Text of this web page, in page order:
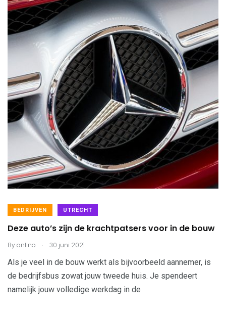
BEDRIJVEN UTRECHT
Deze auto’s zijn de krachtpatsers voor in de bouw
Byonlino . 30 juni 2021
Als je veel in de bouw werkt als bijvoorbeeld aannemer, is
de bedrijfsbus zowat jouw tweede huis. Je spendeert
namelijk jouw volledige werkdag in de